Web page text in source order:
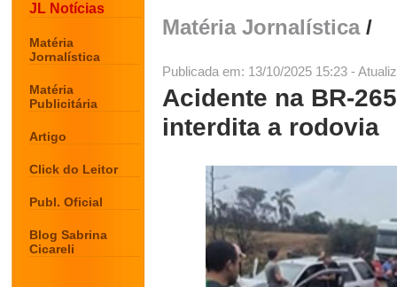
JL Notícias
Matéria
Jornalística
Matéria
Publicitária
Artigo
Click do Leitor
Publ. Oficial
Blog Sabrina
Cicareli
Matéria Jornalística/
Publicada em: 13/10/2025 15:23 -
Acidente na BR-
interdita a rodovia